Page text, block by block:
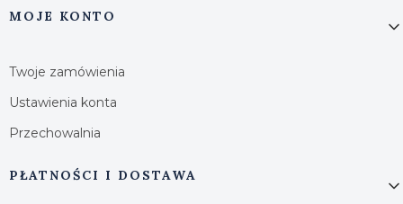
MOJE KONTO
Twoje zamówienia
Ustawienia konta
Przechowalnia
PŁATNOŚCI I DOSTAWA